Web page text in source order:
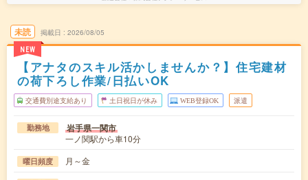
未読
NEW
掲載日 2026/08/05
【アナタのスキル活かしませんか？】住宅建材
の荷下ろし作業/日払いOK
交通費別途支給あり 土日祝日が休み WEB登録OK 派遣
勤務地 岩手県一関市
一ノ関駅から車10分
曜日頻度 月～金